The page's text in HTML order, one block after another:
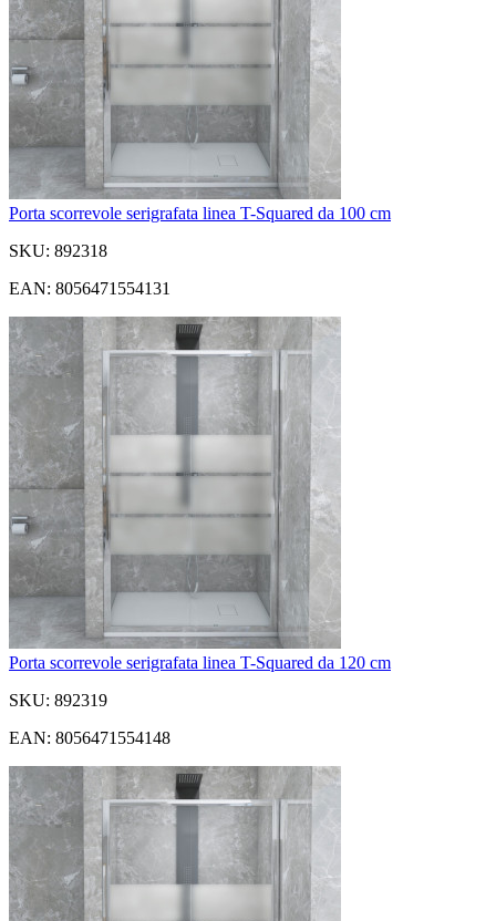
Porta scorrevole serigrafata linea T-Squared da 100 cm
SKU: 892318
EAN: 8056471554131
Porta scorrevole serigrafata linea T-Squared da 120 cm
SKU: 892319
EAN: 8056471554148